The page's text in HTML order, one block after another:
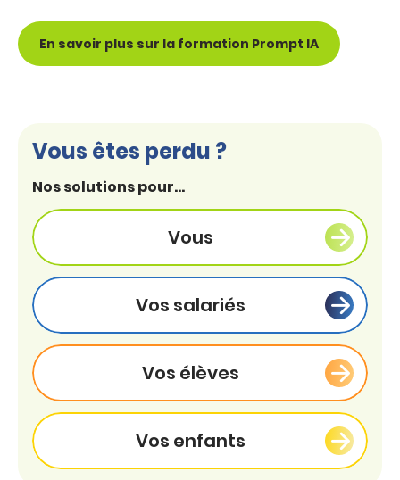
En savoir plus sur la formation Prompt IA
Vous êtes perdu ?
Nos solutions pour...
Vous
Vos salariés
Vos élèves
Vos enfants